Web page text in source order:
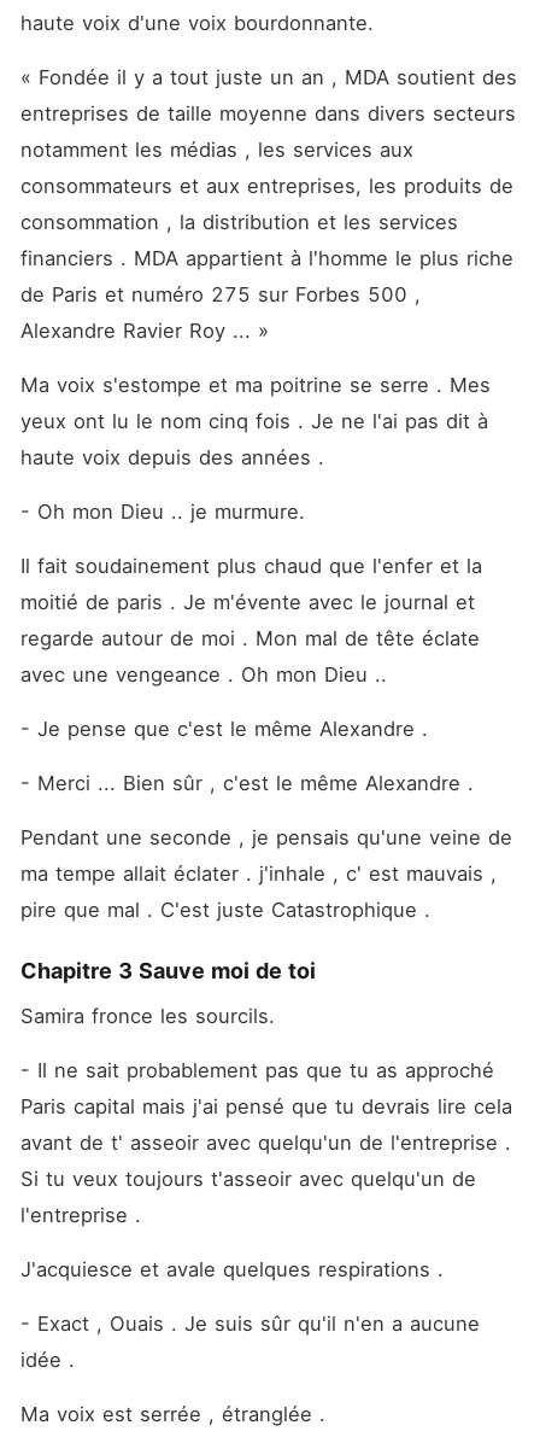
haute voix d'une voix bourdonnante.
« Fondée il y a tout juste un an , MDA soutient des
entreprises de taille moyenne dans divers secteurs
notamment les médias , les services aux
consommateurs et aux entreprises, les produits de
consommation , la distribution et les services
financiers . MDA appartient à l'homme le plus riche
de Paris et numéro 275 sur Forbes 500 ,
Alexandre Ravier Roy ... »
Ma voix s'estompe et ma poitrine se serre . Mes
yeux ont lu le nom cinq fois . Je ne l'ai pas dit à
haute voix depuis des années .
- Oh mon Dieu .. je murmure.
Il fait soudainement plus chaud que l'enfer et la
moitié de paris . Je m'évente avec le journal et
regarde autour de moi . Mon mal de tête éclate
avec une vengeance . Oh mon Dieu ..
- Je pense que c'est le même Alexandre .
- Merci ... Bien sûr , c'est le même Alexandre .
Pendant une seconde , je pensais qu'une veine de
ma tempe allait éclater . j'inhale , c' est mauvais ,
pire que mal . C'est juste Catastrophique .
Chapitre 3 Sauve moi de toi
Samira fronce les sourcils.
- Il ne sait probablement pas que tu as approché
Paris capital mais j'ai pensé que tu devrais lire cela
avant de t' asseoir avec quelqu'un de l'entreprise .
Si tu veux toujours t'asseoir avec quelqu'un de
l'entreprise .
J'acquiesce et avale quelques respirations .
- Exact , Ouais . Je suis sûr qu'il n'en a aucune
idée .
Ma voix est serrée , étranglée .